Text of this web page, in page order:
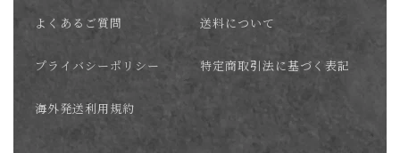
よくあるご質問 送料について
プライバシーポリシー 特定商取引法に基づく表記
海外発送利用規約